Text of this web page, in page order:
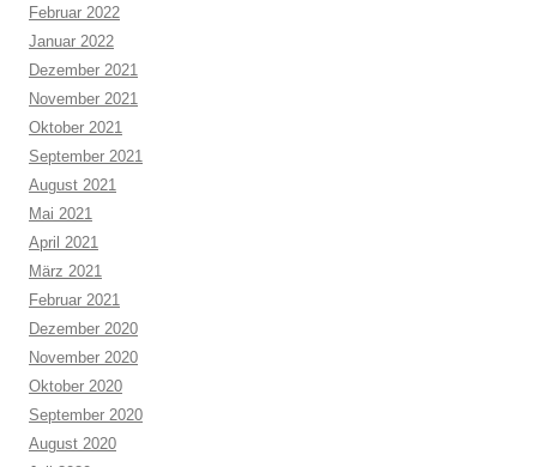
Februar 2022
Januar 2022
Dezember 2021
November 2021
Oktober 2021
September 2021
August 2021
Mai 2021
April 2021
März 2021
Februar 2021
Dezember 2020
November 2020
Oktober 2020
September 2020
August 2020